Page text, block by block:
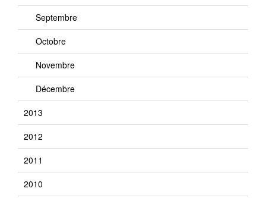
Septembre
Octobre
Novembre
Décembre
2013
2012
2011
2010